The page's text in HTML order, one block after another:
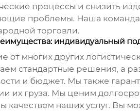
процессы и снизить
проблемы. Наша команда
торговли.
индивидуальный
от многих других
стандартные решения, а
и бюджет. Мы также
их груза. Мы ценим
качеством наших услуг. Вы